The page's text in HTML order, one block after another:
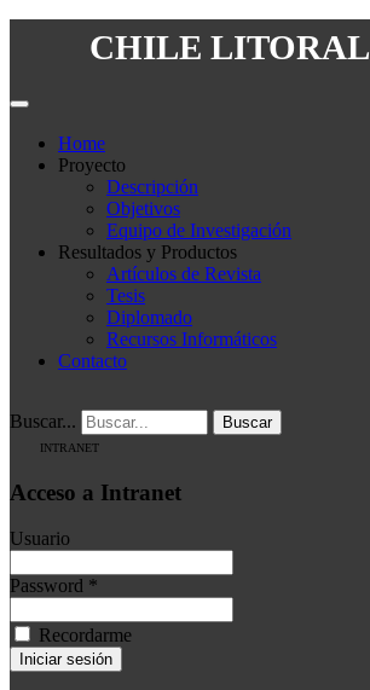
CHILE LITORAL
Home
Proyecto
Descripción
Objetivos
Equipo de Investigación
Resultados y Productos
Artículos de Revista
Tesis
Diplomado
Recursos Informáticos
Contacto
Buscar... Buscar
INTRANET
Acceso a Intranet
Usuario
Password *
Recordarme